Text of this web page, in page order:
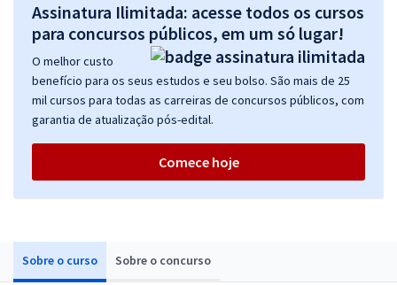
Sobre o curso Sobre o concurso
Assinatura Ilimitada: acesse todos os cursos
para concursos públicos, em um só lugar!
O melhor custo
benefício para os seus estudos e seu bolso. São mais de 25
mil cursos para todas as carreiras de concursos públicos, com
garantia de atualização pós-edital.
Comece hoje